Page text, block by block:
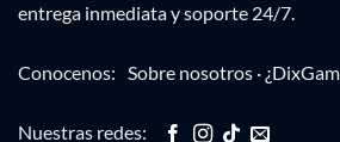
entrega inmediata y soporte 24/7.
Conocenos: Sobre nosotros ·
Nuestras redes: